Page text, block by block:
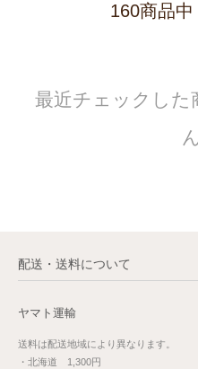
160商品
最近チェックした
配送・送料について
ヤマト運輸
送料は配送地域により異なります。
・北海道 1,300円